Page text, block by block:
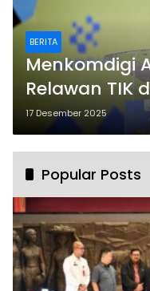
BERITA
Menkomdigi
Relawan TIK
Digital
Bencana
17 Desember 2025
Popular Posts